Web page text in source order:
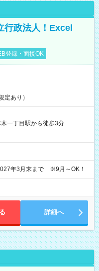
行政法人！Excel
登録・面接OK
定あり）
一丁目駅から徒歩3分
年3月末まで ※9月～OK！
詳細へ